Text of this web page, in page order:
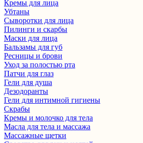
Кремы для лица
Убтаны
Сыворотки для лица
Пилинги и скарбы
Маски для лица
Бальзамы для губ
Ресницы и брови
Уход за полостью рта
Патчи для глаз
Гели для душа
Дезодоранты
Гели для интимной гигиены
Скрабы
Кремы и молочко для тела
Масла для тела и массажа
Массажные щетки